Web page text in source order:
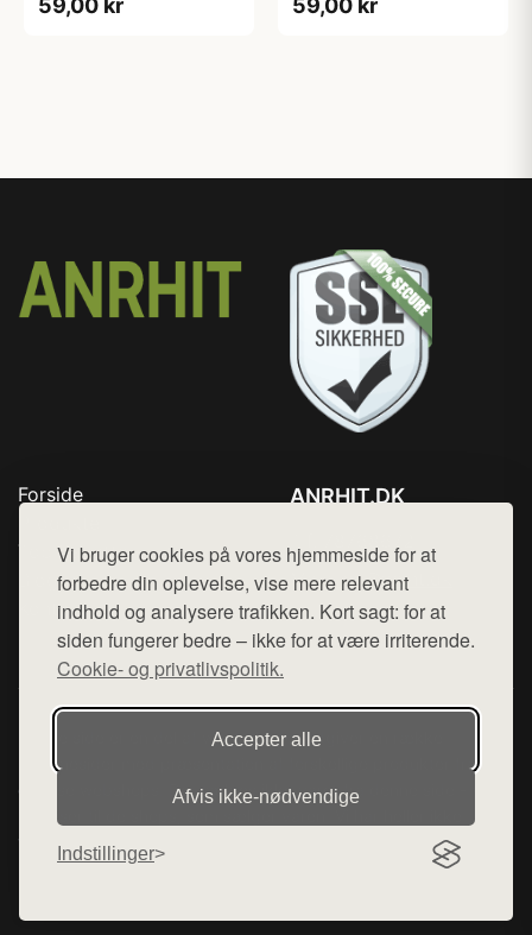
Vi bruger cookies på vores hjemmeside for at
forbedre din oplevelse, vise mere relevant
indhold og analysere trafikken. Kort sagt: for at
siden fungerer bedre – ikke for at være irriterende.
Cookie- og privatlivspolitik.
Accepter alle
Afvis ikke‑nødvendige
Indstillinger
Forside
Top Rabatter
Blog
Kontakt
ANRHIT.DK
Mail: hej@want.dk
Cookie- og privatlivspolitik
Denne side er en del af want.dk, der udgiver en række
hjemmesider med præsentation af forskellige produkter fra
diverse webshops. Der sælges ikke varer fra denne side - vi
varerne på lager.